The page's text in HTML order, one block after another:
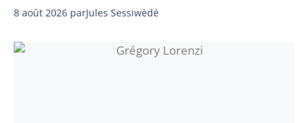
8 août 2026 parJules Sessiwèdé